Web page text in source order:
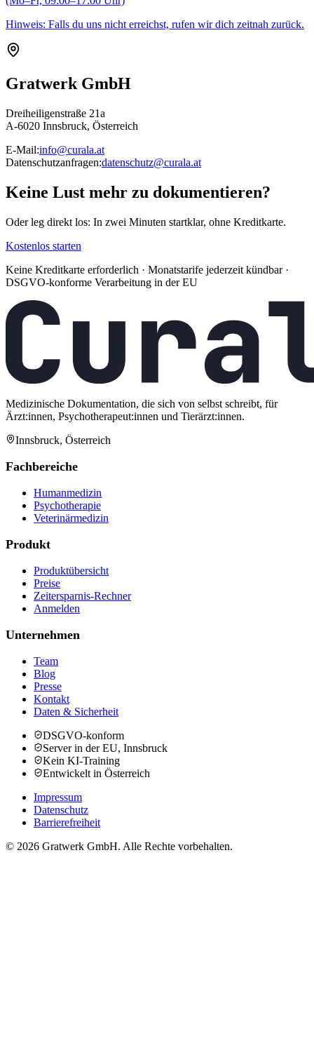
Hinweis: Falls du uns nicht erreichst, rufen wir dich zeitnah zurück.
Gratwerk GmbH
Dreiheiligenstraße 21a
A-6020 Innsbruck, Österreich
E-Mail:info@curala.at
Datenschutzanfragen:datenschutz@curala.at
Keine Lust mehr zu dokumentieren?
Oder leg direkt los: In zwei Minuten startklar, ohne Kreditkarte.
Kostenlos starten
Keine Kreditkarte erforderlich · Monatstarife jederzeit kündbar ·
DSGVO-konforme Verarbeitung in der EU
Medizinische Dokumentation, die sich von selbst schreibt, für
Ärzt:innen, Psychotherapeut:innen und Tierärzt:innen.
Innsbruck, Österreich
Fachbereiche
Humanmedizin
Psychotherapie
Veterinärmedizin
Produkt
Produktübersicht
Preise
Zeitersparnis-Rechner
Anmelden
Unternehmen
Team
Blog
Presse
Kontakt
Daten & Sicherheit
DSGVO-konform
Server in der EU, Innsbruck
Kein KI-Training
Entwickelt in Österreich
Impressum
Datenschutz
Barrierefreiheit
© 2026 Gratwerk GmbH. Alle Rechte vorbehalten.